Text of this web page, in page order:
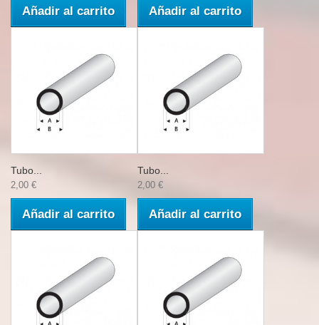
Añadir al carrito Añadir al carrito
Tubo...
2,00 €
Añadir al carrito
Tubo...
2,00 €
Añadir al carrito